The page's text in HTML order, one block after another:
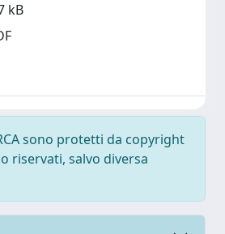
kB
sono protetti da copyright
riservati, salvo diversa